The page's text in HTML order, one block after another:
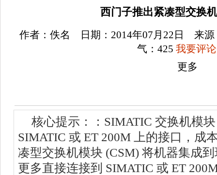
西门子推出紧凑型交换
作者：佚名 日期：2014年07月22日 来
气： 425 我要评
更多
核心提示：：SIMATIC 交换机模
SIMATIC 或 ET 200M 上的接口，成
凑型交换机模块 (CSM) 将机器集成
更多直接连接到 SIMATIC 或 ET